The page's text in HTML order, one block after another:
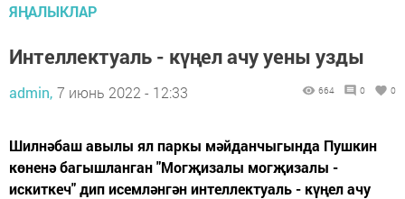
ЯҢАЛЫКЛАР
Интеллектуаль - күңел ачу уены узды
admin, 7 июнь 2022 - 12:33 664 0 0
Шилнәбаш авылы ял паркы мәйданчыгында Пушкин
көненә багышланган "Могҗизалы могҗизалы -
искиткеч" дип исемләнгән интеллектуаль - күңел ачу